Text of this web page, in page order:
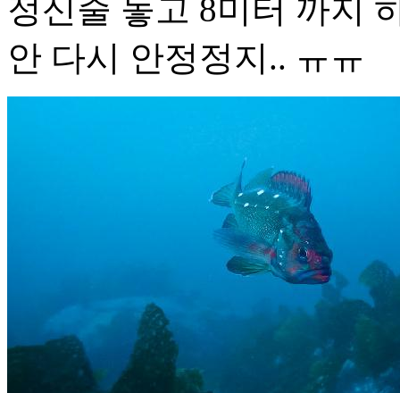
정신줄 놓고 8미터 까지
안 다시 안정정지.. ㅠㅠ